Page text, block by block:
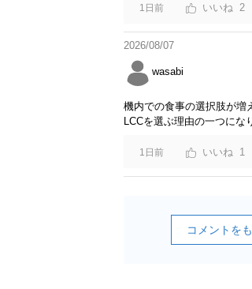
1日前 2
2026/08/07
wasabi
機内での食事の選択肢が増
LCCを選ぶ理由の一つにな
1日前 1
コメントを